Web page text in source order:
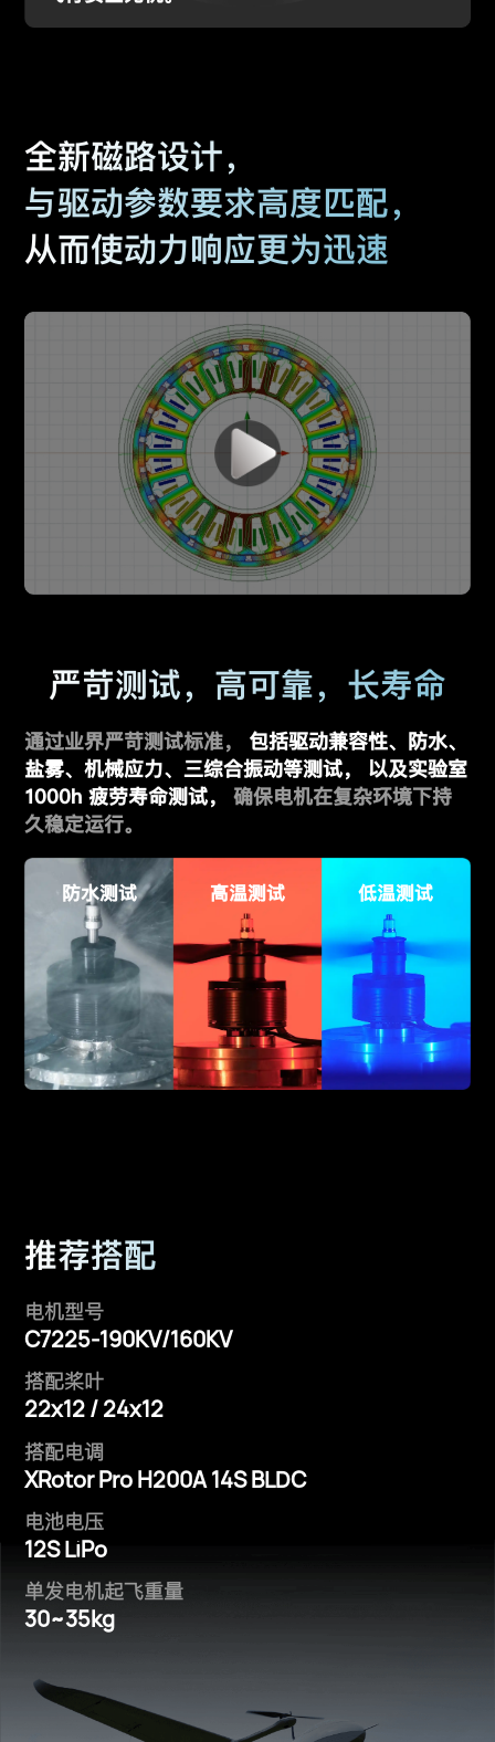
全新磁路设计，
与驱动参数要求高度匹配，
从而使动力响应更为迅速
严苛测试，高可靠，长寿命
通过业界严苛测试标准，
包括驱动兼容性、防水、
盐雾、机械应力、三综合振动等测试，
以及实验室
1000h 疲劳寿命测试，
确保电机在复杂环境下持
久稳定运行。
防水测试 高温测试 低温测试
推荐搭配
电机型号
C7225-190KV/160KV
搭配桨叶
22x12 / 24x12
搭配电调
XRotor Pro H200A 14S BLDC
电池电压
12S LiPo
单发电机起飞重量
30~35kg